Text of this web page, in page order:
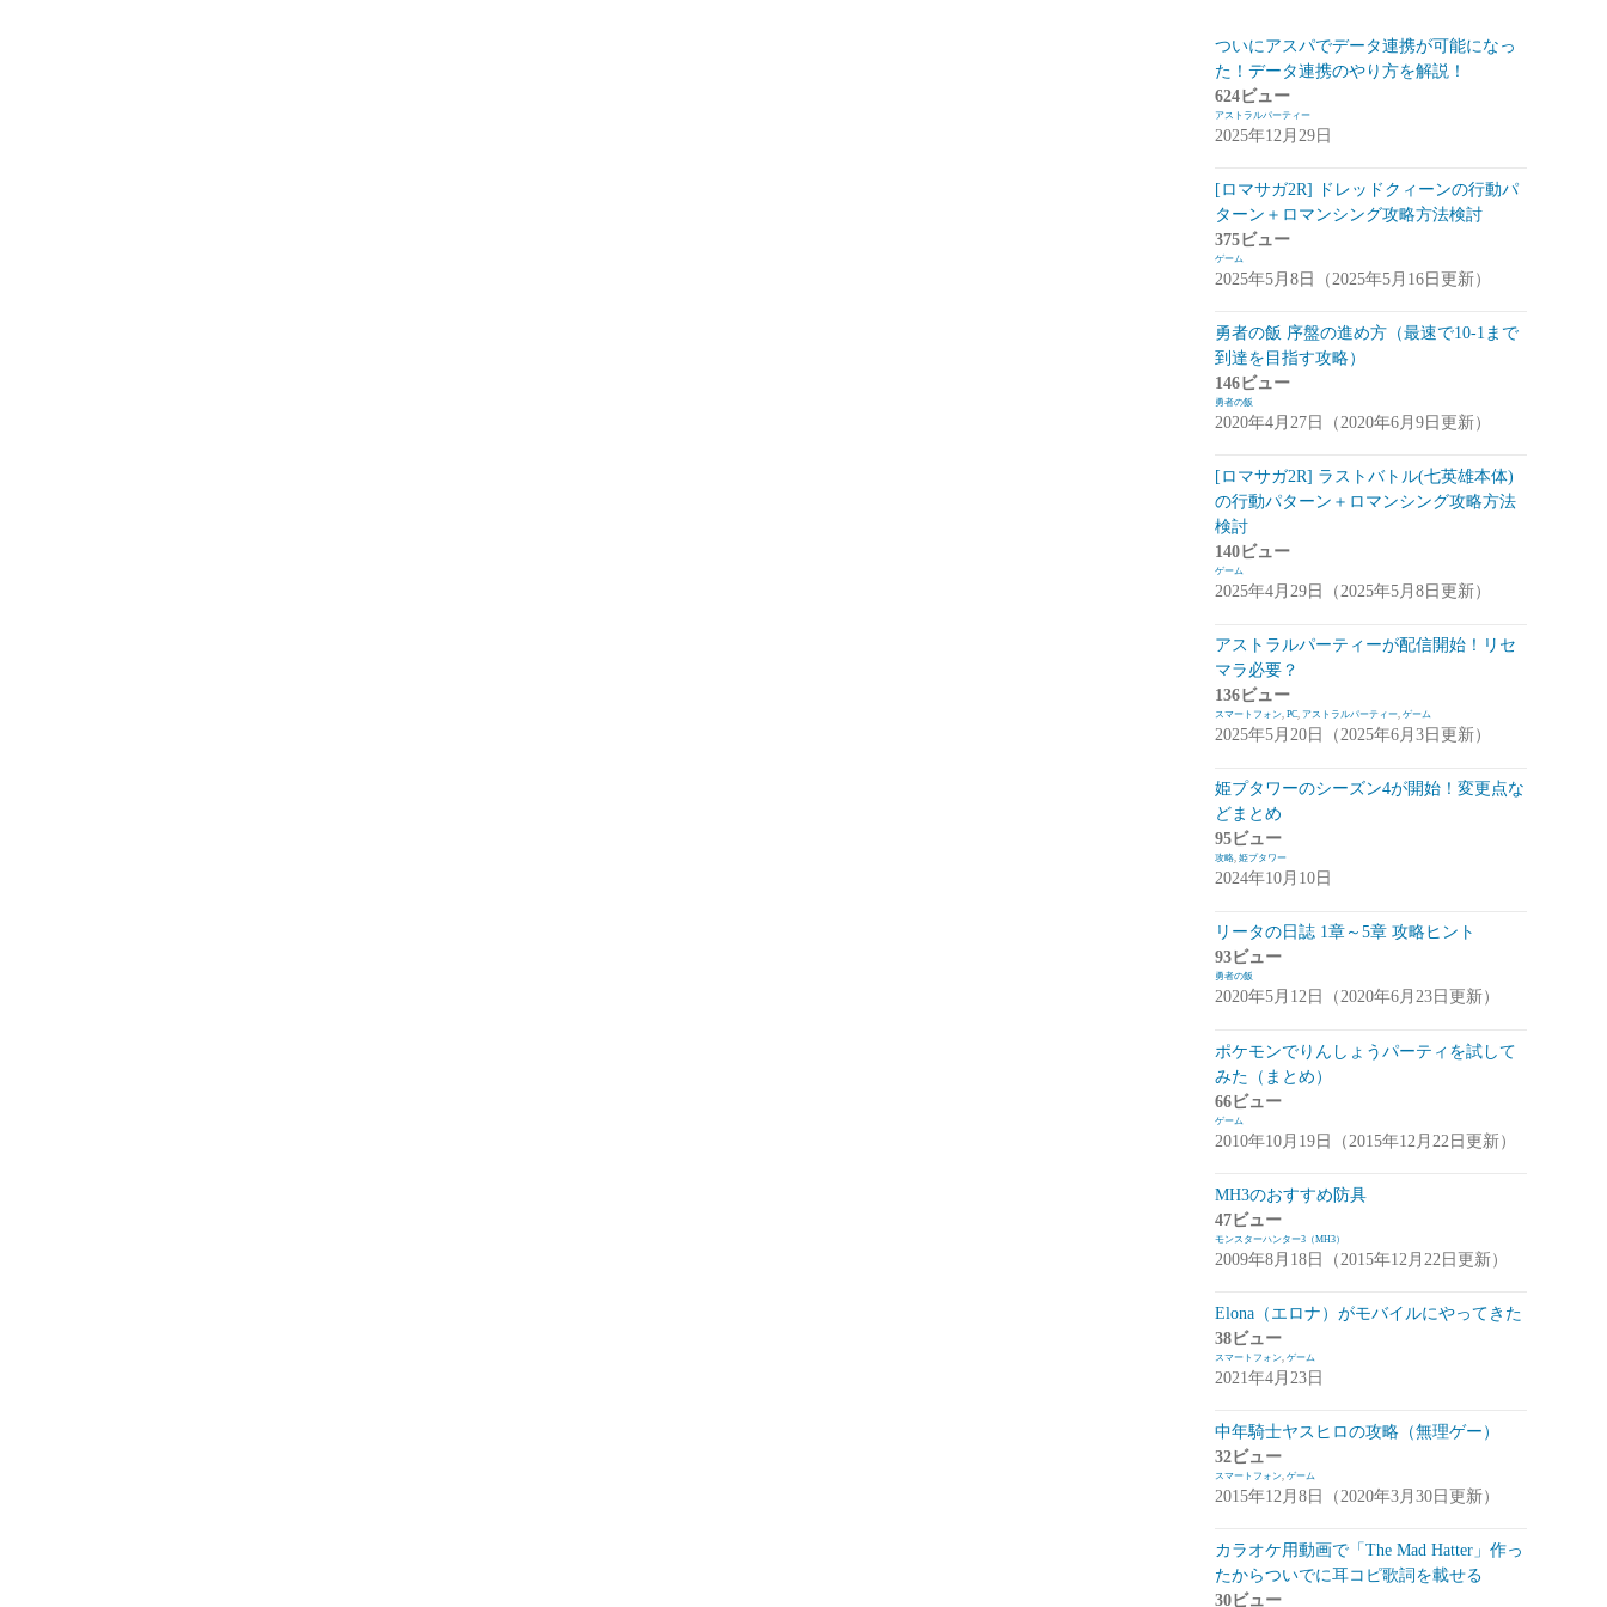
スマートフォン(94)
PC (7)
お知らせ(6)
コンパイル (9)
姫プタワー
攻略 (9)
雑談・感想(2)
リーグ・オブ・ワンダーランド(リグワ
ン)(20)
攻略(14)
雑談
崩落のCARNEADES(ホウカル)
攻略情報(5)
雑談(7)
拡張少女系トライナリー(トライナリー)
勇者の飯 (14)
ボーダーブレイク
アスタータタリクス(アスタタ)
イベント事前情報(16)
攻略情報
サクライグノラムス(サクムス)(2)
アプデ・イベント情報
雑談(1)
メビウスファイナルファンタジー(メビウ
スFF) (157)
ジョブステータス
カオスの魔窟
テイルズウィーバー：SecondRun(TWSR)
(10)
雑談
ついにアスパでデータ連携が可能になっ
た！データ連携のやり方を解説！
624ビュー
アストラルパーティー
2025年12月29日
[ロマサガ2R] ドレッドクィーンの行動パ
ターン＋ロマンシング攻略方法検討
375ビュー
ゲーム
2025年5月8日（2025年5月16日更新）
勇者の飯 序盤の進め方（最速で10-1まで
到達を目指す攻略）
146ビュー
勇者の飯
2020年4月27日（2020年6月9日更新）
[ロマサガ2R] ラストバトル(七英雄本体)
の行動パターン＋ロマンシング攻略方法
検討
140ビュー
ゲーム
2025年4月29日（2025年5月8日更新）
アストラルパーティーが配信開始！リセ
マラ必要？
136ビュー
スマートフォン, PC, アストラルパーティー, ゲーム
2025年5月20日（2025年6月3日更新）
姫プタワーのシーズン4が開始！変更点な
どまとめ
95ビュー
攻略, 姫プタワー
2024年10月10日
リータの日誌 1章～5章 攻略ヒント
93ビュー
勇者の飯
2020年5月12日（2020年6月23日更新）
ポケモンでりんしょうパーティを試して
みた（まとめ）
66ビュー
ゲーム
2010年10月19日（2015年12月22日更新）
MH3のおすすめ防具
47ビュー
モンスターハンター3（MH3）
2009年8月18日（2015年12月22日更新）
Elona（エロナ）がモバイルにやってきた
38ビュー
スマートフォン, ゲーム
2021年4月23日
中年騎士ヤスヒロの攻略（無理ゲー）
32ビュー
スマートフォン, ゲーム
2015年12月8日（2020年3月30日更新）
カラオケ用動画で「The Mad Hatter」作っ
たからついでに耳コピ歌詞を載せる
30ビュー